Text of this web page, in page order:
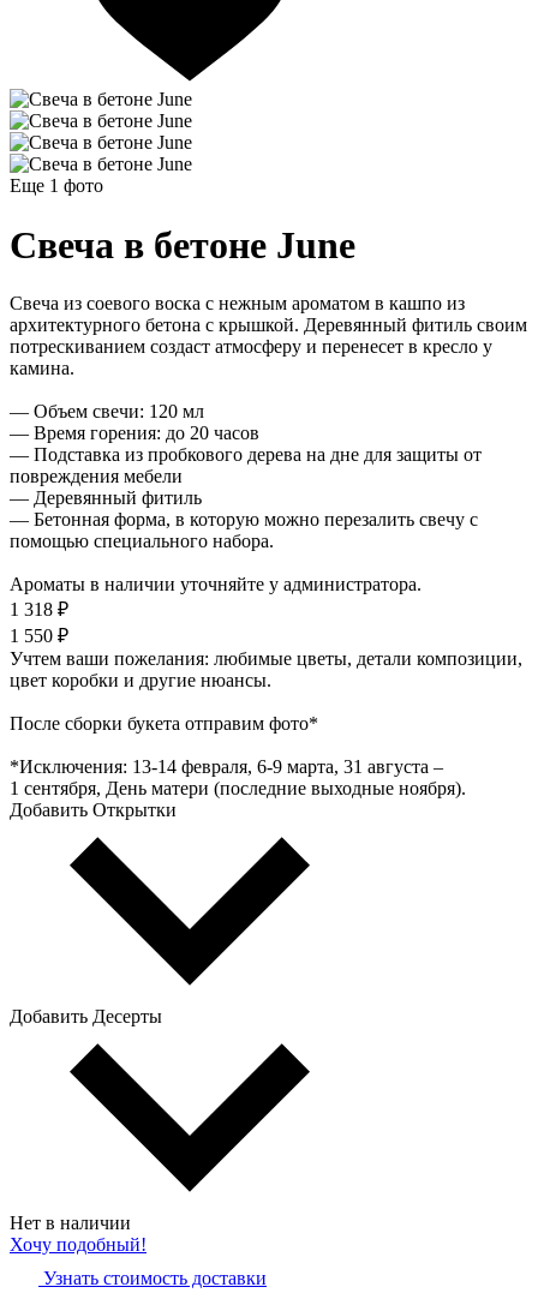
Еще 1 фото
Свеча в бетоне June
Свеча из соевого воска с нежным ароматом в кашпо из
архитектурного бетона с крышкой. Деревянный фитиль своим
потрескиванием создаст атмосферу и перенесет в кресло у
камина.
— Объем свечи: 120 мл
— Время горения: до 20 часов
— Подставка из пробкового дерева на дне для защиты от
повреждения мебели
— Деревянный фитиль
— Бетонная форма, в которую можно перезалить свечу с
помощью специального набора.
Ароматы в наличии уточняйте у администратора.
1 318 ₽
1 550 ₽
Учтем ваши пожелания: любимые цветы, детали композиции,
цвет коробки и другие нюансы.
После сборки букета отправим фото*
*Исключения: 13‑14 февраля, 6‑9 марта, 31 августа –
1 сентября, День матери (последние выходные ноября).
Добавить Открытки
Добавить Десерты
Нет в наличии
Хочу подобный!
Узнать стоимость доставки